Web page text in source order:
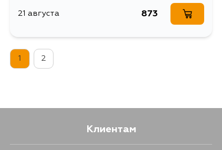
21 августа 873
1 2
Клиентам